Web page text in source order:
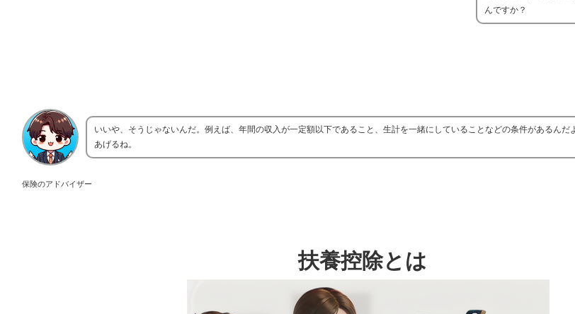
んですか？
保険のアドバイザー
いいや、そうじゃないんだ。例えば、年間の収入が一定額以下であること、生計を一緒にしていることなどの条件があるんだ
あげるね。
扶養控除とは